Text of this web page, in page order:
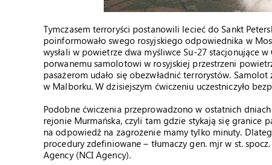
Tymczasem terroryści postanowili lecieć do Sankt
poinformowało swego rosyjskiego odpowiednika w
wysłali w powietrze dwa myśliwce Su-27 stacjonujące
porwanemu samolotowi w rosyjskiej przestrzeni
pasażerom udało się obezwładnić terrorystów.
w Malborku. W dzisiejszym ćwiczeniu uczestniczyło
Podobne ćwiczenia przeprowadzono w ostatnich
rejonie Murmańska, czyli tam gdzie stykają się granice
na odpowiedź na zagrożenie mamy tylko minuty.
procedury zdefiniowane – tłumaczy gen. mjr w st.
Agency (NCI Agency).